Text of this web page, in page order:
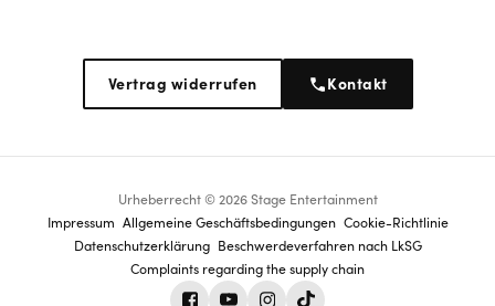
Vertrag widerrufen Kontakt
Urheberrecht © 2026 Stage Entertainment
Footer
navigation
Impressum Allgemeine Geschäftsbedingungen Cookie-Richtlinie
Datenschutz­erklärung Beschwerdeverfahren nach LkSG
Complaints regarding the supply chain